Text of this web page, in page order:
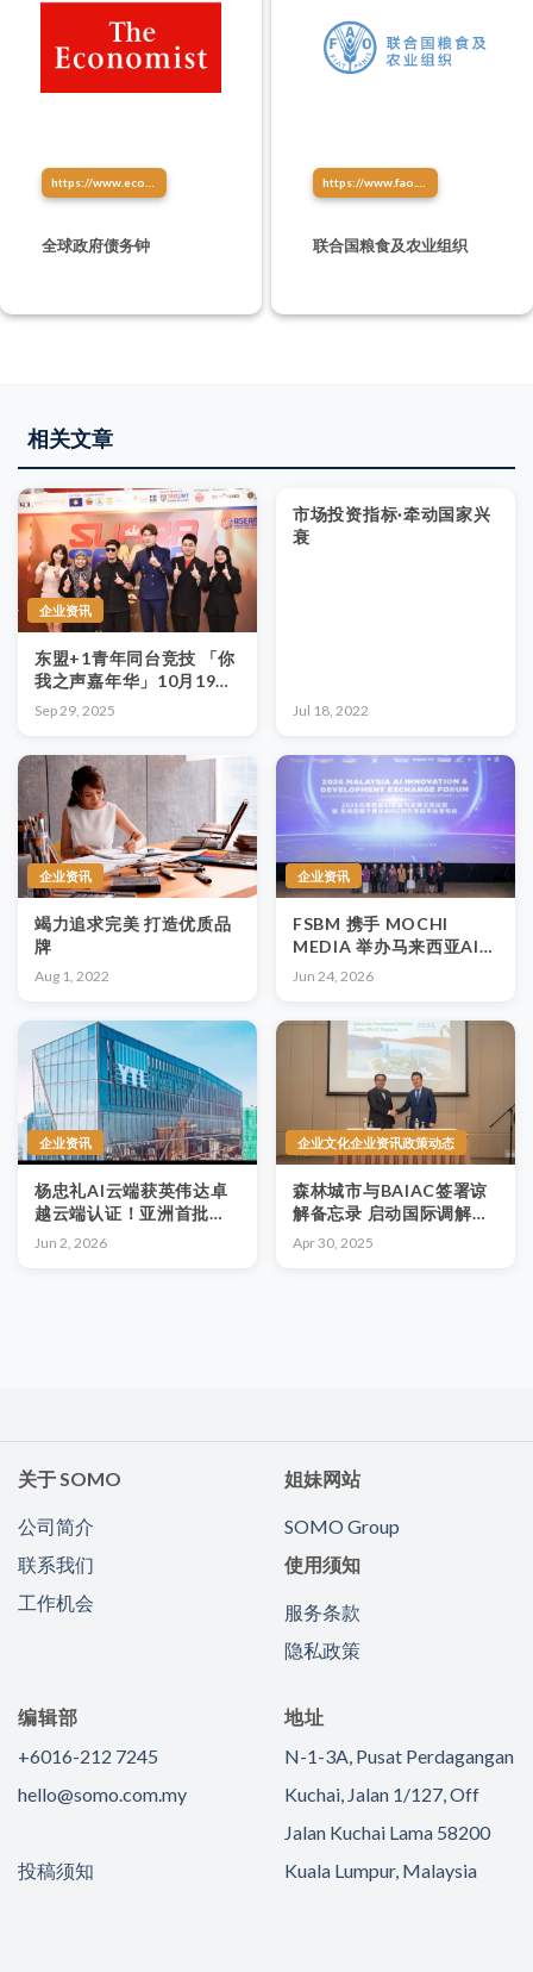
全球政府债务钟 联合国粮食及农业组织
相关文章
企业资讯
东盟+1青年同台竞技 「你
我之声嘉年华」10月19日
即将引爆
Sep 29, 2025
市场投资指标·牵动国家兴
衰
Jul 18, 2022
企业资讯
竭力追求完美 打造优质品
牌￼
Aug 1, 2022
企业资讯
FSBM 携手 MOCHI
MEDIA 举办马来西亚AI创
新论坛,OMIROL AI正式发
Jun 24, 2026
企业资讯
杨忠礼AI云端获英伟达卓
越云端认证！亚洲首批，
全球仅六家，跻身AI算力
Jun 2, 2026
企业文化企业资讯政策动态
森林城市与BAIAC签署谅
解备忘录 启动国际调解与
仲裁平台
Apr 30, 2025
关于 SOMO
公司简介
联系我们
工作机会
姐妹网站
SOMO Group
使用须知
服务条款
隐私政策
编辑部
+6016-212 7245
hello@somo.com.my
投稿须知
地址
N-1-3A, Pusat Perdagangan
Kuchai, Jalan 1/127, Off
Jalan Kuchai Lama 58200
Kuala Lumpur, Malaysia